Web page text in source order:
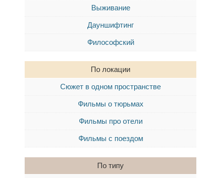
Выживание
Дауншифтинг
Философский
По локации
Сюжет в одном пространстве
Фильмы о тюрьмах
Фильмы про отели
Фильмы с поездом
По типу